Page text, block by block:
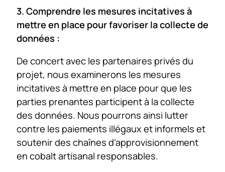
3. Comprendre les mesures incitatives à
mettre en place pour favoriser la collecte de
données :
De concert avec les partenaires privés du
projet, nous examinerons les mesures
incitatives à mettre en place pour que les
parties prenantes participent à la collecte
des données. Nous pourrons ainsi lutter
contre les paiements illégaux et informels et
soutenir des chaînes d’approvisionnement
en cobalt artisanal responsables.